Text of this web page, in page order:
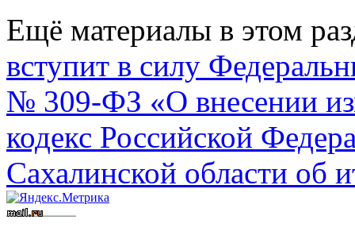
Ещё материалы в этом
вступит в силу
№ 309-ФЗ «О внесении
кодекс Российской
Сахалинской области об